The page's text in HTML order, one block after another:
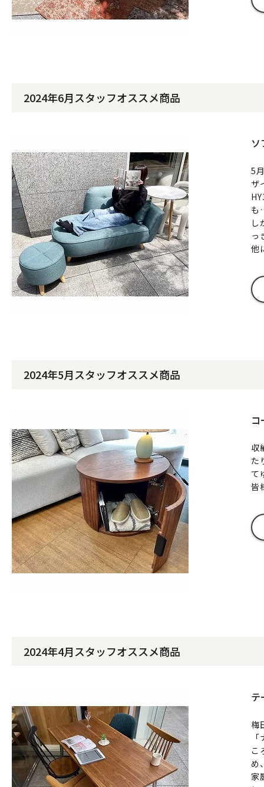
2024年6月スタッフオススメ商品
5
ザ
も
し
っ
他
2024年5月スタッフオススメ商品
コ
収
た
て
皆
2024年4月スタッフオススメ商品
テ
梅
こ
め
家